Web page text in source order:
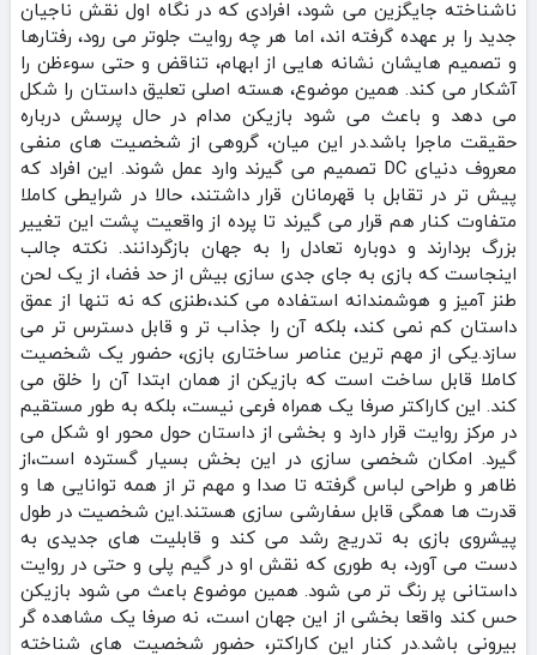
ناشناخته جایگزین می‌ شود، افرادی که در نگاه اول نقش ناجیان
جدید را بر عهده گرفته‌ اند، اما هر چه روایت جلوتر می‌ رود، رفتارها
و تصمیم‌ هایشان نشانه‌ هایی از ابهام، تناقض و حتی سوءظن را
آشکار می‌ کند. همین موضوع، هسته اصلی تعلیق داستان را شکل
می‌ دهد و باعث می‌ شود بازیکن مدام در حال پرسش درباره
حقیقت ماجرا باشد.در این میان، گروهی از شخصیت‌ های منفی
معروف دنیای DC تصمیم می‌ گیرند وارد عمل شوند. این افراد که
پیش‌ تر در تقابل با قهرمانان قرار داشتند، حالا در شرایطی کاملا
متفاوت کنار هم قرار می‌ گیرند تا پرده از واقعیت پشت این تغییر
بزرگ بردارند و دوباره تعادل را به جهان بازگردانند. نکته جالب
اینجاست که بازی به جای جدی‌ سازی بیش از حد فضا، از یک لحن
طنز آمیز و هوشمندانه استفاده می‌ کند،طنزی که نه‌ تنها از عمق
داستان کم نمی‌ کند، بلکه آن را جذاب‌ تر و قابل‌ دسترس‌ تر می‌
سازد.یکی از مهم‌ ترین عناصر ساختاری بازی، حضور یک شخصیت
کاملا قابل‌ ساخت است که بازیکن از همان ابتدا آن را خلق می‌
کند. این کاراکتر صرفا یک همراه فرعی نیست، بلکه به‌ طور مستقیم
در مرکز روایت قرار دارد و بخشی از داستان حول محور او شکل می‌
گیرد. امکان شخصی‌ سازی در این بخش بسیار گسترده است،از
ظاهر و طراحی لباس گرفته تا صدا و مهم‌ تر از همه توانایی‌ ها و
قدرت‌ ها همگی قابل سفارشی سازی هستند.این شخصیت در طول
پیشروی بازی به‌ تدریج رشد می‌ کند و قابلیت‌ های جدیدی به
دست می‌ آورد، به‌ طوری که نقش او در گیم‌ پلی و حتی در روایت
داستانی پر رنگ‌ تر می‌ شود. همین موضوع باعث می‌ شود بازیکن
حس کند واقعا بخشی از این جهان است، نه صرفا یک مشاهده‌ گر
بیرونی باشد.در کنار این کاراکتر، حضور شخصیت‌ های شناخته‌